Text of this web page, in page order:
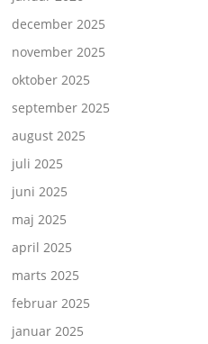
december 2025
november 2025
oktober 2025
september 2025
august 2025
juli 2025
juni 2025
maj 2025
april 2025
marts 2025
februar 2025
januar 2025